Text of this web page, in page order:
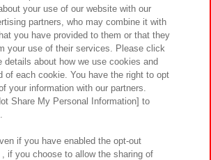
ペーン
サステナビリティ サイトポリシー
ー ウェブアクセシビリティ方針と検証結果
まとともに
ト対応方針 よくあるご質問・お問い合わせ
your use of our website with our
partners, who may combine it with
you have provided to them or that they
your use of their services. Please click
details about how we use cookies and
of each cookie. You have the right to opt
your information with our partners.
Share My Personal Information] to
if you have enabled the opt-out
if you choose to allow the sharing of